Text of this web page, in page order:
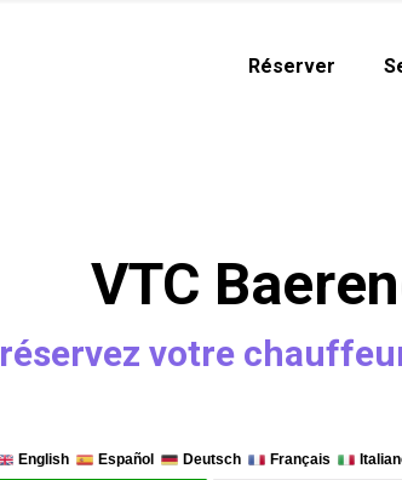
Réserver
VTC
réservez votre